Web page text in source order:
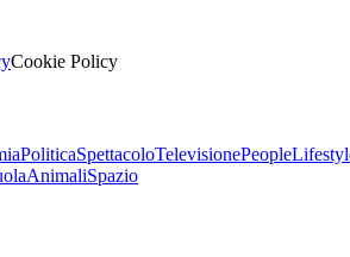
Cookie Policy
PoliticaSpettacoloTelevisionePeople
AnimaliSpazio